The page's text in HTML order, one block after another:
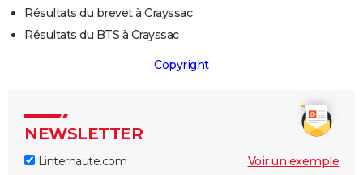
Résultats du brevet à Crayssac
Résultats du BTS à Crayssac
Copyright
NEWSLETTER
Linternaute.com Voir un exemple